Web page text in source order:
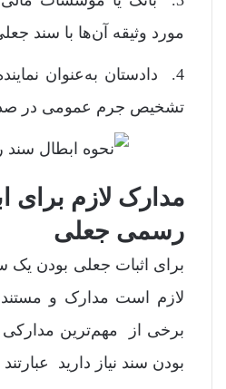
مورد وثیقه آن‌ها با سند
4. دادستان به‌عنوان
تشخیص جرم عمومی در
مدارک لازم برای
رسمی جعلی
برای اثبات جعلی بودن یک
لازم است مدارک و
برخی از مهم‌ترین مدارکی
بودن سند نیاز دارید عبارتند